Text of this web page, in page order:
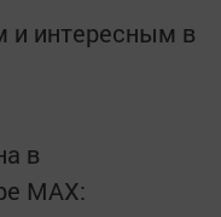
интересным в
в
MАХ: